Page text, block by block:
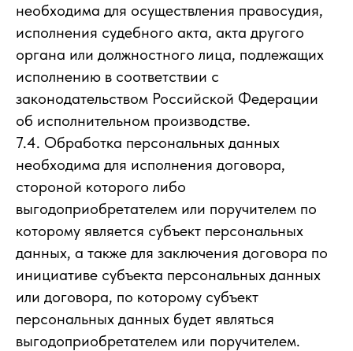
необходима для осуществления правосудия,
исполнения судебного акта, акта другого
органа или должностного лица, подлежащих
исполнению в соответствии с
законодательством Российской Федерации
об исполнительном производстве.
7.4. Обработка персональных данных
необходима для исполнения договора,
стороной которого либо
выгодоприобретателем или поручителем по
которому является субъект персональных
данных, а также для заключения договора по
инициативе субъекта персональных данных
или договора, по которому субъект
персональных данных будет являться
выгодоприобретателем или поручителем.